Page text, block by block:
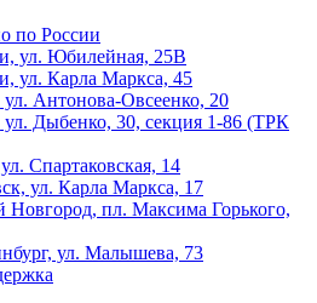
по России
ул. Юбилейная, 25В
ул. Карла Маркса, 45
Антонова-Овсеенко, 20
ул. Дыбенко, 30, секция 1-86 (ТРК
Спартаковская, 14
ул. Карла Маркса, 17
пл. Максима Горького,
ул. Малышева, 73